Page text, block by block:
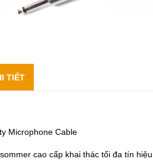
TIẾT
Microphone Cable
cao cấp khai thác tối đa tín